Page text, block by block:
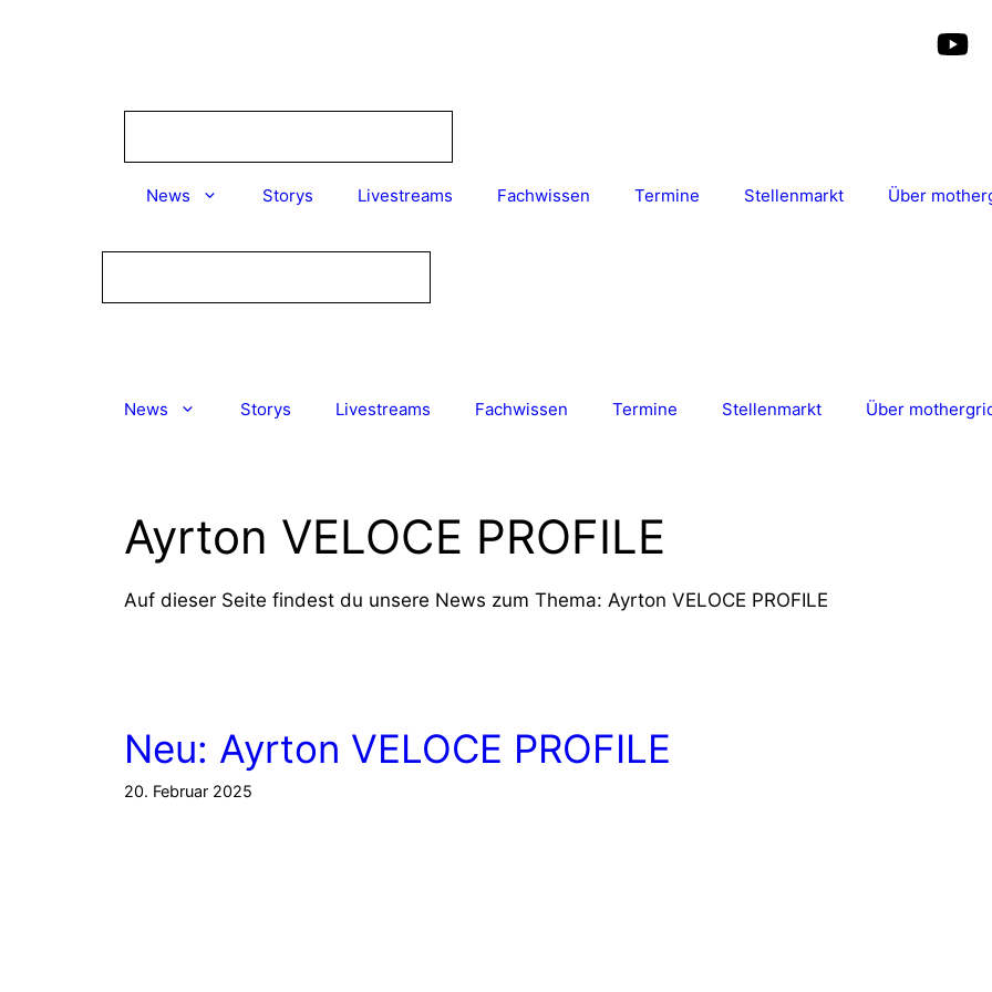
News Storys Livestreams Fachwissen Termine Stellenmarkt Über
News Storys Livestreams Fachwissen Termine Stellenmarkt Über
Ayrton VELOCE PROFILE
Auf dieser Seite findest du unsere News zum Thema: Ayrton VELOCE PROFILE
Neu: Ayrton VELOCE PROFILE
20. Februar 2025